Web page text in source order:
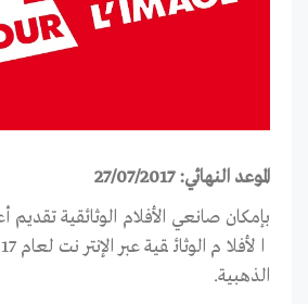
الموعد النهائي: 27/07/2017
بإمكان صانعي الأفلام الوثائقية تقديم
الذهبية.